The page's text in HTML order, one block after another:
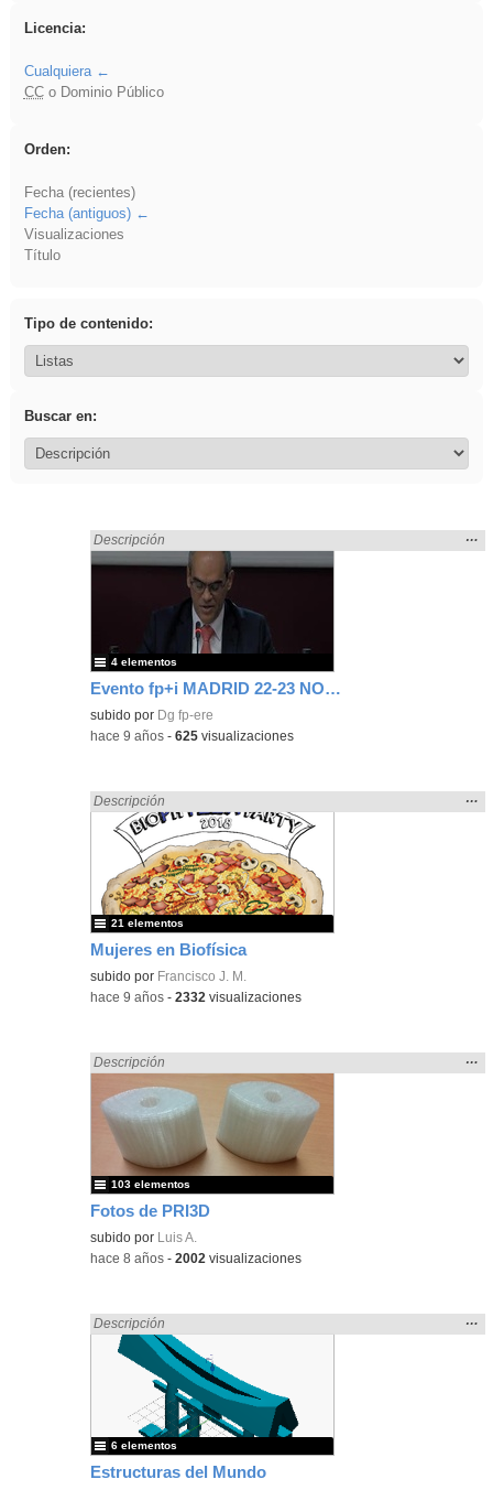
Licencia:
Cualquiera
CCo Dominio Público
Orden:
Fecha (recientes)
Fecha (antiguos)
Visualizaciones
Título
Tipo de contenido:
Buscar en:
Evento fp+i MADRID 22-23 NOVIEMBRE 2017
Encontrado «Eventos» en:
Descripción
la
…
subido por Dg fp-ere
4 elementos
-hace 9 años -625 visualizaciones
Mujeres en Biofísica
Encontrado «Eventos» en:
Descripción
la
…
subido por Francisco J. M.
21 elementos
-hace 9 años -2332 visualizaciones
Fotos de PRI3D
Encontrado «Eventos» en:
Descripción
la
…
subido por Luis A.
103 elementos
-hace 8 años -2002 visualizaciones
Estructuras del Mundo
Encontrado «Eventos» en:
Descripción
la
…
6 elementos